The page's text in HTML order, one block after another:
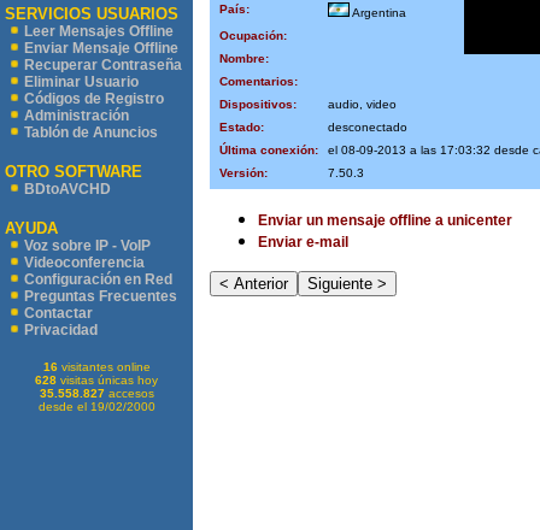
SERVICIOS USUARIOS
Leer Mensajes Offline
Enviar Mensaje Offline
Recuperar Contraseña
Eliminar Usuario
Códigos de Registro
Administración
Tablón de Anuncios
OTRO SOFTWARE
BDtoAVCHD
AYUDA
Voz sobre IP - VoIP
Videoconferencia
Configuración en Red
Preguntas Frecuentes
Contactar
Privacidad
16visitantes online
628 visitas únicas hoy
35.558.827accesos
desde el 19/02/2000
País:
Argentina
Ocupación:
Nombre:
Comentarios:
Dispositivos:
audio, video
Estado:
desconectado
Última conexión:
el 08-09-2013 a las 17:03:32 desde
Versión:
7.50.3
Enviar un mensaje offline a unicenter
Enviar e-mail